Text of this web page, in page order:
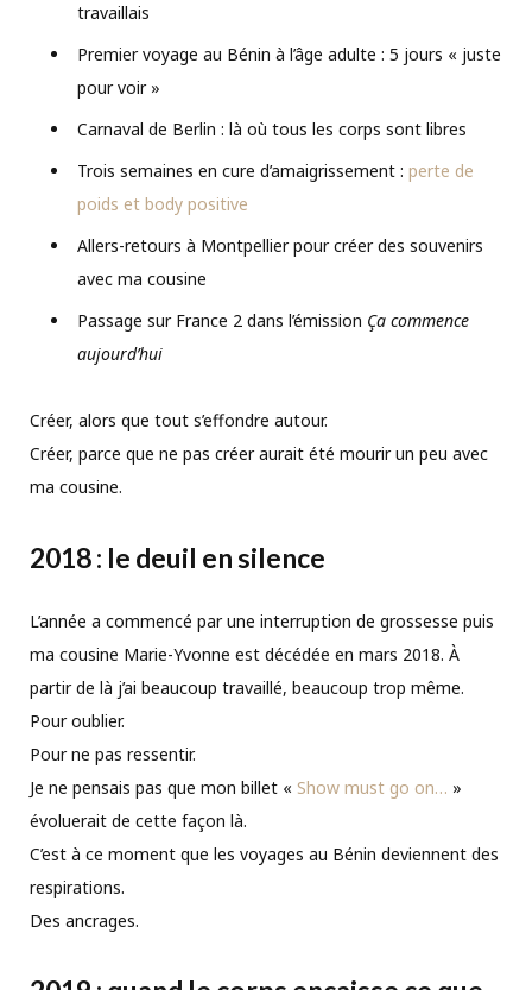
travaillais
Premier voyage au Bénin à l’âge adulte : 5 jours « juste
pour voir »
Carnaval de Berlin : là où tous les corps sont libres
Trois semaines en cure d’amaigrissement : perte de
poids et body positive
Allers-retours à Montpellier pour créer des souvenirs
avec ma cousine
Passage sur France 2 dans l’émission Ça commence
aujourd’hui
Créer, alors que tout s’effondre autour.
Créer, parce que ne pas créer aurait été mourir un peu avec
ma cousine.
2018 : le deuil en silence
L’année a commencé par une interruption de grossesse puis
ma cousine Marie-Yvonne est décédée en mars 2018. À
partir de là j’ai beaucoup travaillé, beaucoup trop même.
Pour oublier.
Pour ne pas ressentir.
Je ne pensais pas que mon billet « Show must go on… »
évoluerait de cette façon là.
C’est à ce moment que les voyages au Bénin deviennent des
respirations.
Des ancrages.